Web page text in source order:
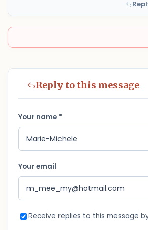
Reply to this message
Your name *
Your email
Receive replies to this message